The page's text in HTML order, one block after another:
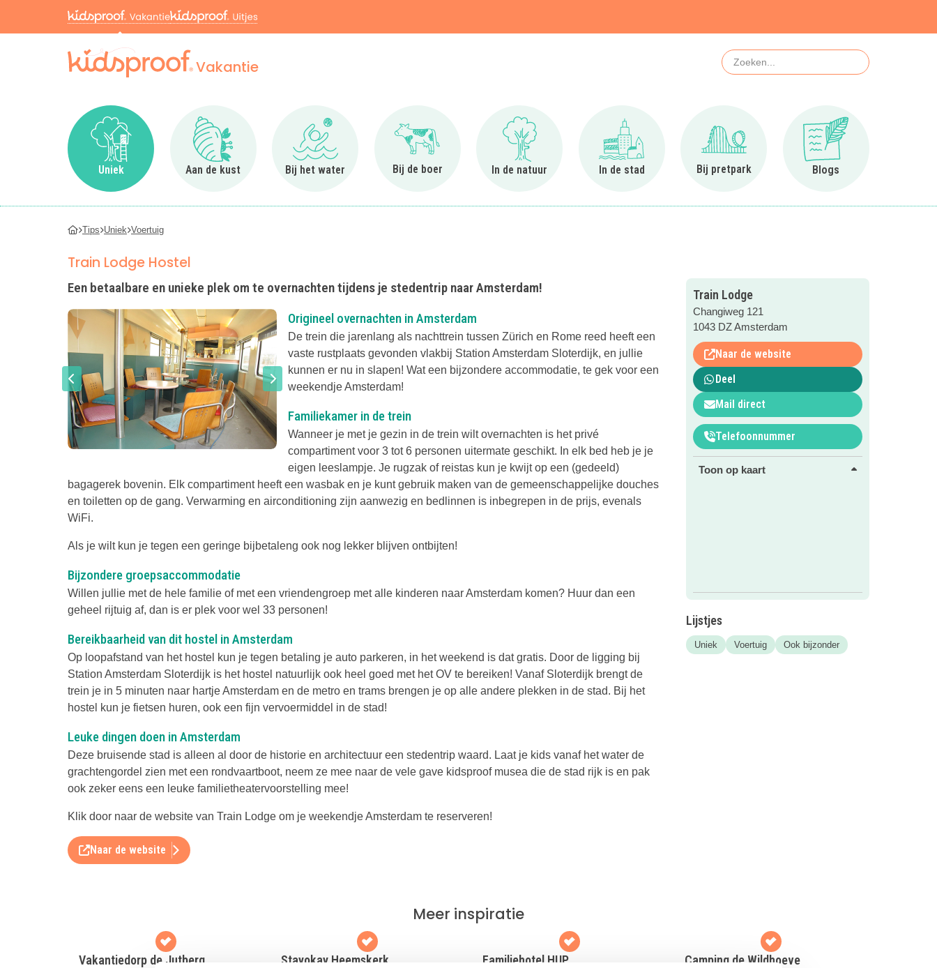
Vakantie Zoeken
Uniek
Ga naar Uniek
Aan de kust
Ga naar Aan de kust
Bij het water
Ga naar Bij het water
Bij de boer
Ga naar Bij de boer
In de natuur
Ga naar In de natuur
In de stad
Ga naar In de stad
Bij pretpark
Ga naar Bij pretpark
Blogs
Ga naar Blogs
Tips Uniek Voertuig
Train Lodge Hostel
Een betaalbare en unieke plek om te overnachten tijdens je stedentrip naar Amsterdam!
Origineel overnachten in Amsterdam
De trein die jarenlang als nachttrein tussen Zürich en Rome reed heeft een
vaste rustplaats gevonden vlakbij Station Amsterdam Sloterdijk, en jullie
kunnen er nu in slapen! Wat een bijzondere accommodatie, te gek voor een
weekendje Amsterdam!
Familiekamer in de trein
Wanneer je met je gezin in de trein wilt overnachten is het privé
compartiment voor 3 tot 6 personen uitermate geschikt. In elk bed heb je je
eigen leeslampje. Je rugzak of reistas kun je kwijt op een (gedeeld)
bagagerek bovenin. Elk compartiment heeft een wasbak en je kunt gebruik maken van de gemeenschappelijke douches
en toiletten op de gang. Verwarming en airconditioning zijn aanwezig en bedlinnen is inbegrepen in de prijs, evenals
WiFi.
Als je wilt kun je tegen een geringe bijbetaleng ook nog lekker blijven ontbijten!
Bijzondere groepsaccommodatie
Willen jullie met de hele familie of met een vriendengroep met alle kinderen naar Amsterdam komen? Huur dan een
geheel rijtuig af, dan is er plek voor wel 33 personen!
Bereikbaarheid van dit hostel in Amsterdam
Op loopafstand van het hostel kun je tegen betaling je auto parkeren, in het weekend is dat gratis. Door de ligging bij
Station Amsterdam Sloterdijk is het hostel natuurlijk ook heel goed met het OV te bereiken! Vanaf Sloterdijk brengt de
trein je in 5 minuten naar hartje Amsterdam en de metro en trams brengen je op alle andere plekken in de stad. Bij het
hostel kun je fietsen huren, ook een fijn vervoermiddel in de stad!
Leuke dingen doen in Amsterdam
Deze bruisende stad is alleen al door de historie en architectuur een stedentrip waard. Laat je kids vanaf het water de
grachtengordel zien met een rondvaartboot, neem ze mee naar de vele gave kidsproof musea die de stad rijk is en pak
ook zeker eens een leuke familietheatervoorstelling mee!
Klik door naar de website van Train Lodge om je weekendje Amsterdam te reserveren!
Naar de website
Train Lodge
Changiweg 121
1043 DZ Amsterdam
Naar de website
Deel
Mail direct
Telefoonnummer
Toon op kaart
Lijstjes
Uniek Voertuig Ook bijzonder
Meer inspiratie
Vakantiedorp de Jutberg Stayokay Heemskerk Familiehotel HUP Camping de Wildhoeve